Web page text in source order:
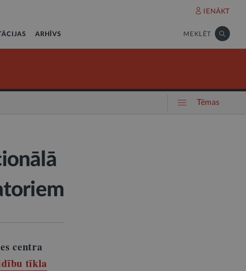
IENĀKT
ARHĪVS MEKLĒT
Tēmas
centra
tīkla